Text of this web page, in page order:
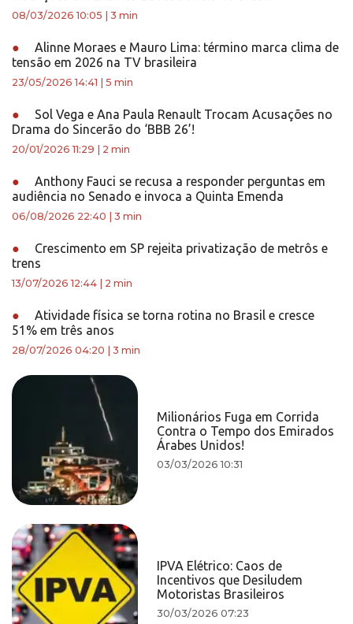
08/03/2026 10:05 3 min
●
Alinne Moraes e Mauro Lima: término marca clima de
tensão em 2026 na TV brasileira
23/05/2026 14:41 5 min
●
Sol Vega e Ana Paula Renault Trocam Acusações no
Drama do Sincerão do ‘BBB 26’!
20/01/2026 11:29 2 min
●
Anthony Fauci se recusa a responder perguntas em
audiência no Senado e invoca a Quinta Emenda
06/08/2026 22:40 3 min
●
Crescimento em SP rejeita privatização de metrôs e
trens
13/07/2026 12:44 2 min
●
Atividade física se torna rotina no Brasil e cresce
51% em três anos
28/07/2026 04:20 3 min
Milionários Fuga em Corrida
Contra o Tempo dos Emirados
Árabes Unidos!
03/03/2026 10:31
IPVA Elétrico: Caos de
Incentivos que Desiludem
Motoristas Brasileiros
30/03/2026 07:23